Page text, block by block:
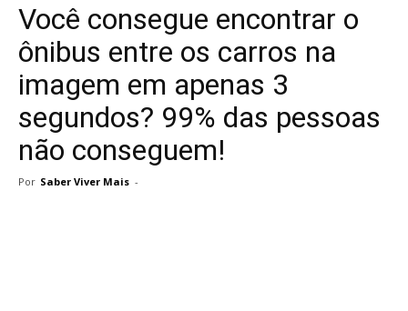
Você consegue encontrar o
ônibus entre os carros na
imagem em apenas 3
segundos? 99% das pessoas
não conseguem!
Por Saber Viver Mais -